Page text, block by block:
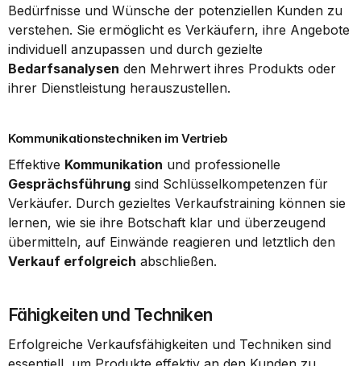
Bedürfnisse und Wünsche der potenziellen Kunden zu
verstehen. Sie ermöglicht es Verkäufern, ihre Angebote
Bedarfsanalysen den Mehrwert ihres Produkts oder
ihrer Dienstleistung herauszustellen.
Kommunikationstechniken im Vertrieb
Effektive Kommunikation
Gesprächsführung sind Schlüsselkompetenzen für
Verkäufer. Durch gezieltes Verkaufstraining können sie
lernen, wie sie ihre Botschaft klar und überzeugend
Verkauf erfolgreich abschließen.
Fähigkeiten und Techniken
Erfolgreiche Verkaufsfähigkeiten und Techniken sind